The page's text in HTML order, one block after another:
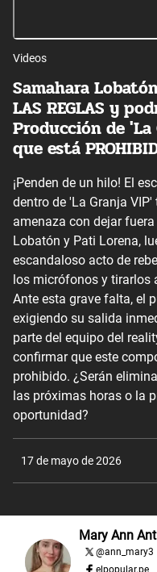
Videos
Samahara
LAS REGLAS y
Producción de
que está
¡Penden de un hilo! El
dentro de 'La Granja
amenaza con dejar
Lobatón y Pati Lorena,
escandaloso acto de
los micrófonos y tirarlos
Ante esta grave falta, el
exigiendo su salida
parte del equipo del
confirmar que este
prohibido. ¿Serán
las próximas horas o la
oportunidad?
17 de mayo de 2026
Mary Ann
@ann_mary3
elpopular.pe